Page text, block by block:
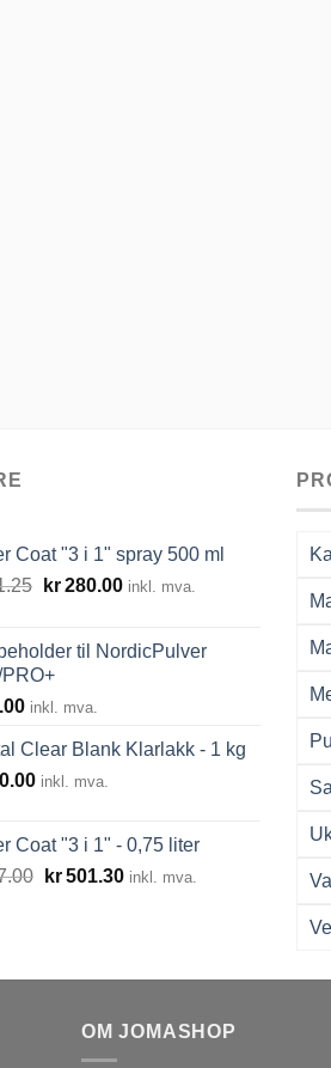
Coat "3 i 1" spray 500 ml
Opprinnelig
kr311.25.
kr280.00Nåværende
kr280.00.
inkl. mva.
til NordicPulver
inkl. mva.
Clear Blank Klarlakk - 1 kg
inkl. mva.
Coat "3 i 1" - 0,75 liter
Opprinnelig
kr501.30Nåværende
inkl. mva.
OM JOMASHOP